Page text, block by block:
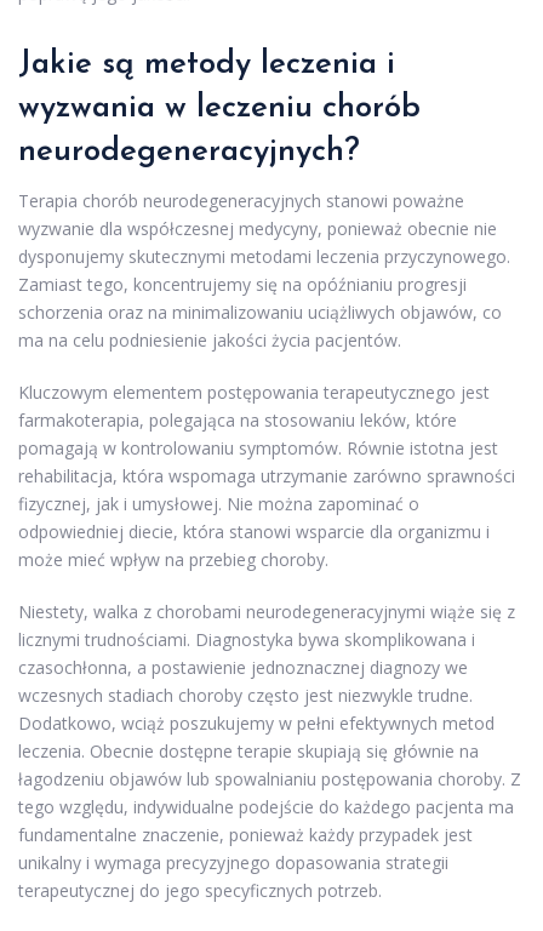
Jakie są metody leczenia i
wyzwania w leczeniu chorób
neurodegeneracyjnych?
Terapia chorób neurodegeneracyjnych stanowi poważne
wyzwanie dla współczesnej medycyny, ponieważ obecnie nie
dysponujemy skutecznymi metodami leczenia przyczynowego.
Zamiast tego, koncentrujemy się na opóźnianiu progresji
schorzenia oraz na minimalizowaniu uciążliwych objawów, co
ma na celu podniesienie jakości życia pacjentów.
Kluczowym elementem postępowania terapeutycznego jest
farmakoterapia, polegająca na stosowaniu leków, które
pomagają w kontrolowaniu symptomów. Równie istotna jest
rehabilitacja, która wspomaga utrzymanie zarówno sprawności
fizycznej, jak i umysłowej. Nie można zapominać o
odpowiedniej diecie, która stanowi wsparcie dla organizmu i
może mieć wpływ na przebieg choroby.
Niestety, walka z chorobami neurodegeneracyjnymi wiąże się z
licznymi trudnościami. Diagnostyka bywa skomplikowana i
czasochłonna, a postawienie jednoznacznej diagnozy we
wczesnych stadiach choroby często jest niezwykle trudne.
Dodatkowo, wciąż poszukujemy w pełni efektywnych metod
leczenia. Obecnie dostępne terapie skupiają się głównie na
łagodzeniu objawów lub spowalnianiu postępowania choroby. Z
tego względu, indywidualne podejście do każdego pacjenta ma
fundamentalne znaczenie, ponieważ każdy przypadek jest
unikalny i wymaga precyzyjnego dopasowania strategii
terapeutycznej do jego specyficznych potrzeb.